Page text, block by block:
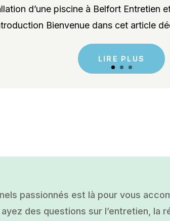
d’une piscine à Belfort Entretien
Bienvenue dans cet article
LIRE PLUS
passionnés est là pour vous
des questions sur l’entretien, la